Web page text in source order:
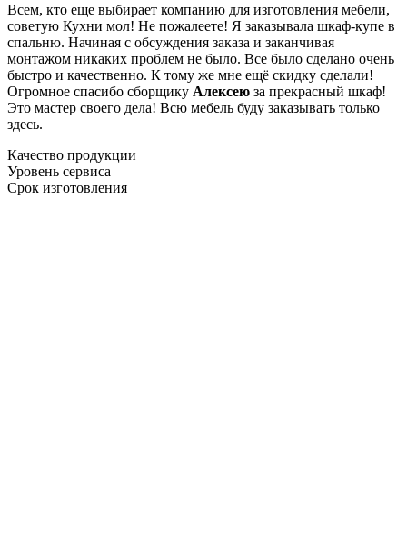
Всем, кто еще выбирает компанию для изготовления мебели,
советую Кухни мол! Не пожалеете! Я заказывала шкаф-купе в
спальню. Начиная с обсуждения заказа и заканчивая
монтажом никаких проблем не было. Все было сделано очень
быстро и качественно. К тому же мне ещё скидку сделали!
Огромное спасибо сборщику Алексею за прекрасный шкаф!
Это мастер своего дела! Всю мебель буду заказывать только
здесь.
Качество продукции
Уровень сервиса
Срок изготовления